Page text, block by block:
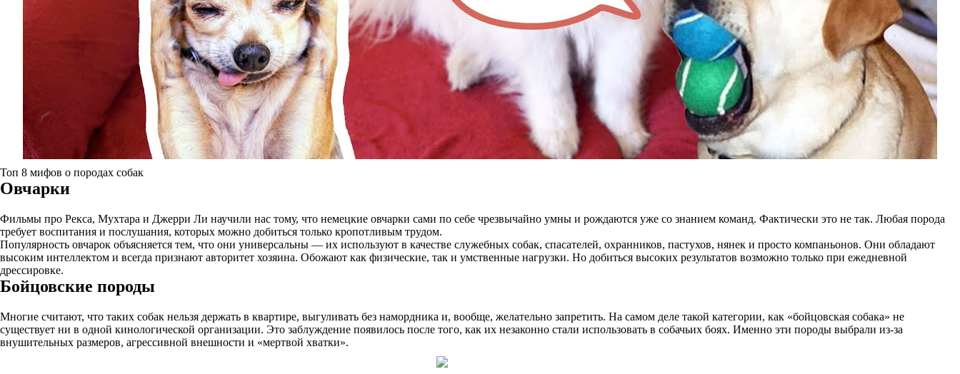
Топ 8 мифов о породах собак
Овчарки
Фильмы про Рекса, Мухтара и Джерри Ли научили нас тому, что немецкие овчарки сами по себе чрезвычайно умны и рождаются уже со знанием команд. Фактически это не так. Любая порода
требует воспитания и послушания, которых можно добиться только кропотливым трудом.
Популярность овчарок объясняется тем, что они универсальны — их используют в качестве служебных собак, спасателей, охранников, пастухов, нянек и просто компаньонов. Они обладают
высоким интеллектом и всегда признают авторитет хозяина. Обожают как физические, так и умственные нагрузки. Но добиться высоких результатов возможно только при ежедневной
дрессировке.
Бойцовские породы
Многие считают, что таких собак нельзя держать в квартире, выгуливать без намордника и, вообще, желательно запретить. На самом деле такой категории, как «бойцовская собака» не
существует ни в одной кинологической организации. Это заблуждение появилось после того, как их незаконно стали использовать в собачьих боях. Именно эти породы выбрали из-за
внушительных размеров, агрессивной внешности и «мертвой хватки».